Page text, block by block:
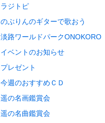
ラジトピ
のぶりんのギターで歌おう
淡路ワールドパークONOKORO
イベントのお知らせ
プレゼント
今週のおすすめＣＤ
遥の名画鑑賞会
遥の名曲鑑賞会